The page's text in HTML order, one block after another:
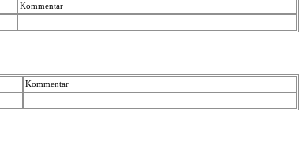
Kommentar
Kommentar